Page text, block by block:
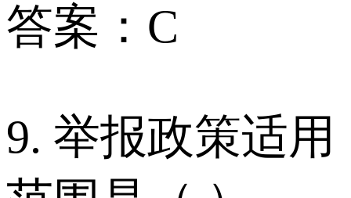
答案：C
9. 举报政策适用